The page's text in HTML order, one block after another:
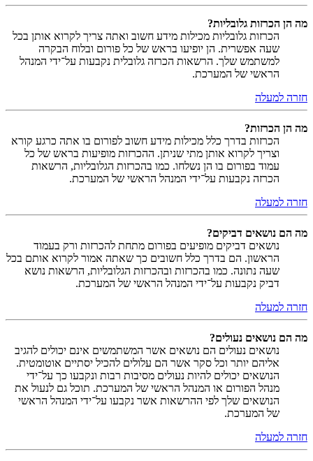
מה הן הכרזות גלובליות?
הכרזות גלובליות מכילות מידע חשוב ואתה צריך לקרוא אותן בכל
שעה אפשרית. הן יופיעו בראש של כל פורום ובלוח הבקרה
למשתמש שלך. הרשאות הכרזה גלובלית נקבעות על־ידי המנהל
הראשי של המערכת.
חזרה למעלה
מה הן הכרזות?
הכרזות בדרך כלל מכילות מידע חשוב לפורום בו אתה כרגע קורא
וצריך לקרוא אותן מתי שניתן. ההכרזות מופיעות בראש של כל
עמוד בפורום בו הן נשלחו. כמו בהכרזות הגלובליות, הרשאות
הכרזה נקבעות על־ידי המנהל הראשי של המערכת.
חזרה למעלה
מה הם נושאים דביקים?
נושאים דביקים מופיעים בפורום מתחת להכרזות ורק בעמוד
הראשון. הם בדרך כלל חשובים כך שאתה אמור לקרוא אותם בכל
שעה נתונה. כמו בהכרזות ובהכרזות הגלובליות, הרשאות נושא
דביק נקבעות על־ידי המנהל הראשי של המערכת.
חזרה למעלה
מה הם נושאים נעולים?
נושאים נעולים הם נושאים אשר המשתמשים אינם יכולים להגיב
אליהם יותר וכל סקר אשר הם עלולים להכיל יסתיים אוטומטית.
הנושאים יכולים להיות נעולים מסיבות רבות ונקבעו כך על־ידי
מנהל הפורום או המנהל הראשי של המערכת. תוכל גם לנעול את
הנושאים שלך לפי ההרשאות אשר נקבעו על־ידי המנהל הראשי
של המערכת.
חזרה למעלה